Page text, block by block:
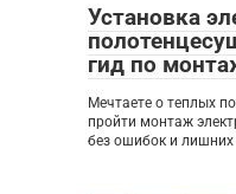
Установка
гид по
Мечтаете о теплых
пройти монтаж
без ошибок и лишних